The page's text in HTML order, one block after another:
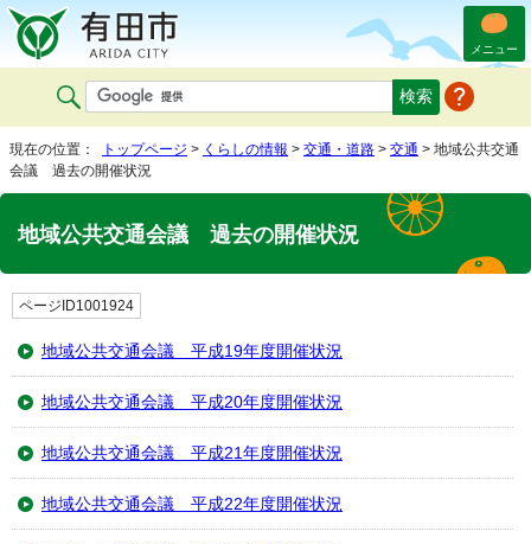
メニュー
現在の位置： トップページ > くらしの情報 > 交通・道路 > 交通 > 地域公共交通
会議 過去の開催状況
地域公共交通会議 過去の開催状況
ページID1001924
地域公共交通会議 平成19年度開催状況
地域公共交通会議 平成20年度開催状況
地域公共交通会議 平成21年度開催状況
地域公共交通会議 平成22年度開催状況